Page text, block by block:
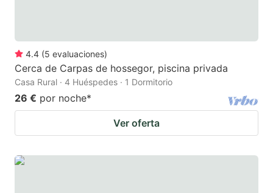
4.4 (5 evaluaciones)
Cerca de Carpas de hossegor, piscina privada
Casa Rural · 4 Huéspedes · 1 Dormitorio
26 € por noche*
Ver oferta